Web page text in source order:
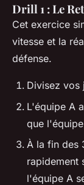
Drill 1 : Le
Cet exercice
vitesse et la
défense.
Divisez vos
L'équipe A
que
À la fin des
rapidement
l'équipe A